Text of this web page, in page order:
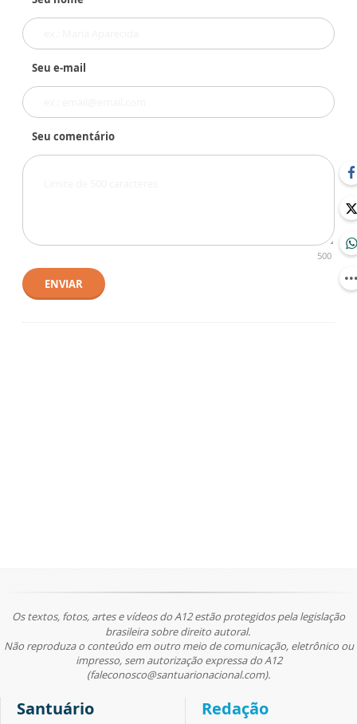
Seu e-mail
Seu comentário
500
ENVIAR
Os textos, fotos, artes e vídeos do A12 estão protegidos pela legislação
brasileira sobre direito autoral.
Não reproduza o conteúdo em outro meio de comunicação, eletrônico ou
impresso, sem autorização expressa do A12
(faleconosco@santuarionacional.com).
Santuário Redação